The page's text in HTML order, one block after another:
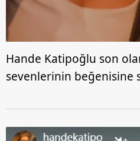
Hande Katipoğlu son
sevenlerinin beğenisine